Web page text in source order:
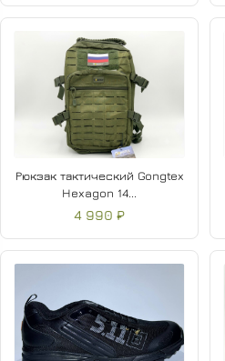
Рюкзак тактический Gongtex
Hexagon 14...
4 990 ₽